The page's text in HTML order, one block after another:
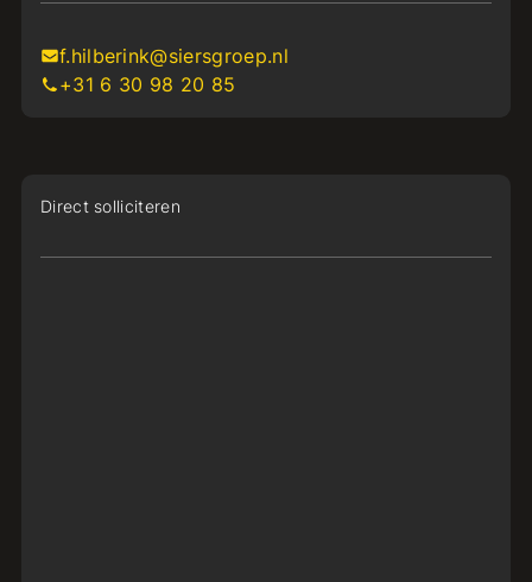
f.hilberink@siersgroep.nl
+31 6 30 98 20 85
Direct solliciteren